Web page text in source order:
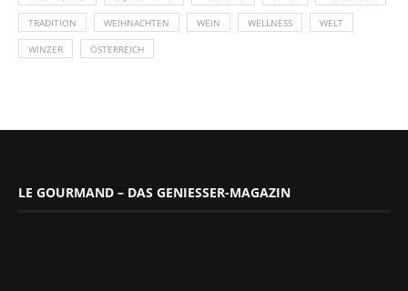
TRADITION WEIHNACHTEN WEIN WELLNESS WELT
WINZER ÖSTERREICH
LE GOURMAND – DAS GENIESSER-MAGAZIN